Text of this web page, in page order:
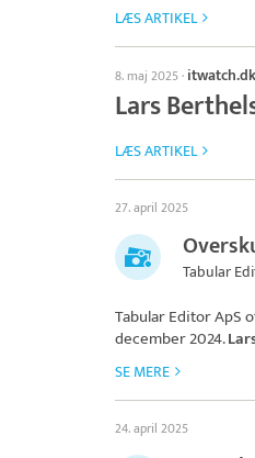
LÆS ARTIKEL
8. maj 2025· itwatch.dk
Lars
LÆS ARTIKEL
27. april 2025
Tabular
Tabular Editor ApS
december 2024.
SE MERE
24. april 2025